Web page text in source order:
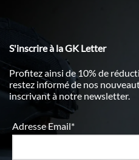
S'inscrire à la GK Letter
Profitez ainsi de 10% de
restez informé de nos
inscrivant à notre newsletter.
Adresse Email*